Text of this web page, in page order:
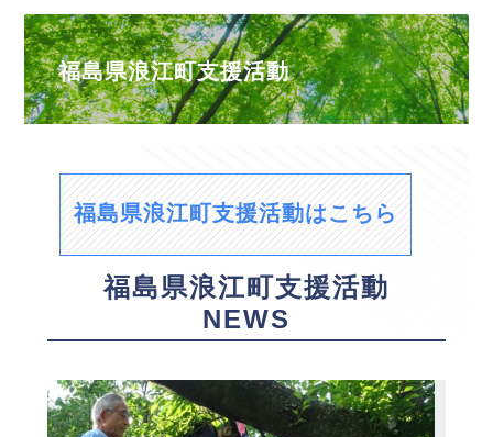
福島県浪江町支援活動
福島県浪江町支援活動はこちら
福島県浪江町支援活動
NEWS